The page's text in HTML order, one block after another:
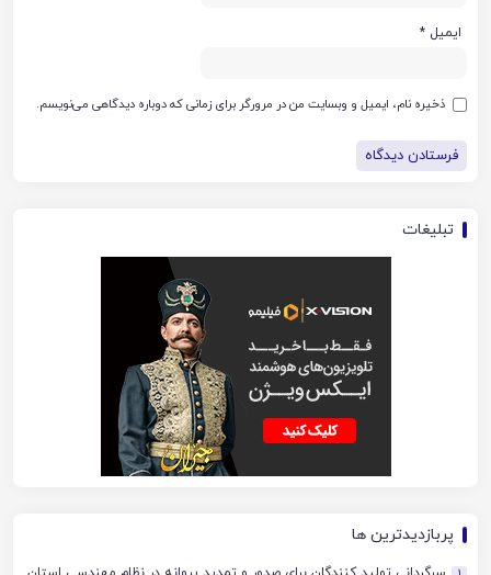
ایمیل *
ذخیره نام، ایمیل و وبسایت من در مرورگر برای زمانی که دوباره دیدگاهی می‌نویسم.
تبلیغات
پربازدیدترین ها